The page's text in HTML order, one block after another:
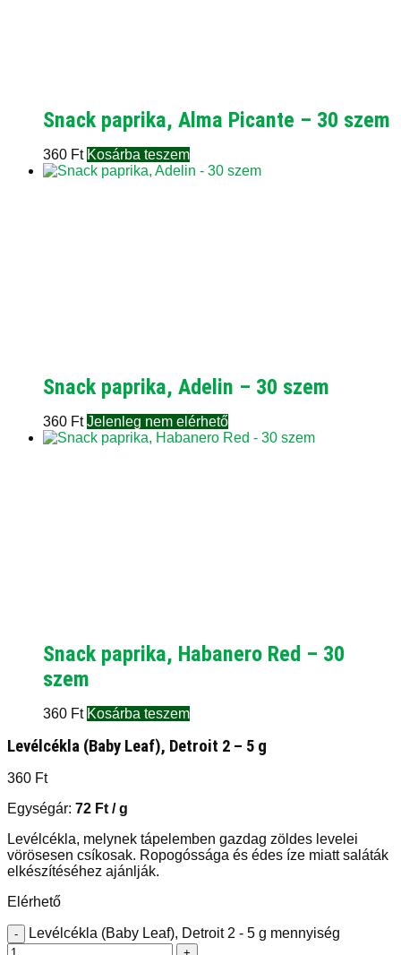
Snack paprika, Alma Picante – 30 szem
360 Ft Kosárba teszem
Snack paprika, Adelin – 30 szem
360 Ft Jelenleg nem elérhető
Snack paprika, Habanero Red – 30
szem
360 Ft Kosárba teszem
Levélcékla (Baby Leaf), Detroit 2 – 5 g
360 Ft
Egységár: 72 Ft / g
Levélcékla, melynek tápelemben gazdag zöldes levelei
vörösesen csíkosak. Ropogóssága és édes íze miatt saláták
elkészítéséhez ajánlják.
Elérhető
- Levélcékla (Baby Leaf), Detroit 2 - 5 g mennyiség